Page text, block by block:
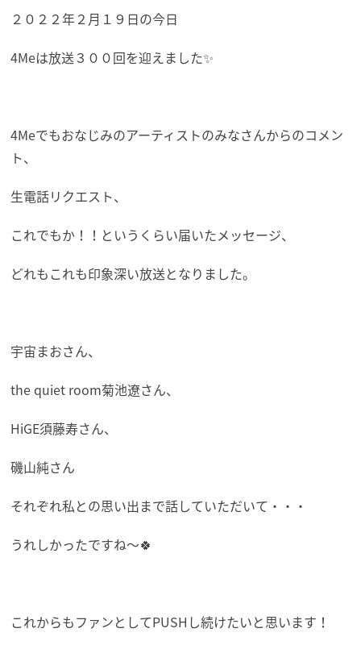
２０２２年２月１９日の今日
4Meは放送３００回を迎えました✨
4Meでもおなじみのアーティストのみなさんからのコメン
ト、
生電話リクエスト、
これでもか！！というくらい届いたメッセージ、
どれもこれも印象深い放送となりました。
宇宙まおさん、
the quiet room菊池遼さん、
HiGE須藤寿さん、
磯山純さん
それぞれ私との思い出まで話していただいて・・・
うれしかったですね～🍀
これからもファンとしてPUSHし続けたいと思います！